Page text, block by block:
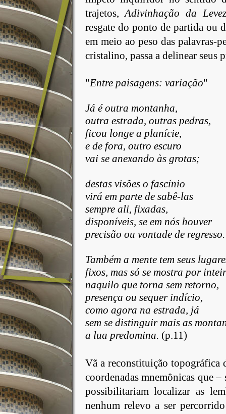
trajetos,Adivinhação da
resgate do ponto de partida ou
em meio ao peso das palavras-
cristalino, passa a delinear seus
"Entrepaisagens: variação"
Já é outra montanha,
outra estrada, outras pedras,
ficou longe a planície,
e de fora, outro escuro
vai se anexando às grotas;
destas visões o fascínio
virá em parte de sabê-las
sempreali, fixadas,
disponíveis, se em nós houver
precisão ou vontade de regresso.
Tambéma mente tem seus
fixos, mas só se mostra por
naquilo que torna sem retorno,
presença ou sequer indício,
como agora na estrada, já
semse distinguir mais as
a lua predomina. (p.11)
Vã a reconstituição topográfica
coordenadas mnemônicas que
possibilitariam localizar as
nenhum relevo a ser